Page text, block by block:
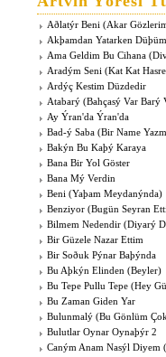
Aðlatýr Beni (Akar
Akþamdan Yatarken
Ama Geldim Bu Cihana
Aradým Seni (Kat Kat
Ardýç Kestim Düzdedir
Atabarý (Bahçasý Var Barý
Ay Ýran'da Ýran'da
Bad-ý Saba (Bir Name
Bakýn Bu Kaþý Karaya
Bana Bir Yol Göster
Bana Mý Verdin
Beni (Yaþam Meydanýnda)
Benziyor (Bugün Seyran
Bilmem Nedendir (Diyarý
Bir Güzele Nazar Ettim
Bir Soðuk Pýnar Baþýnda
Bu Aþkýn Elinden (Beyler)
Bu Tepe Pullu Tepe (Hey
Bu Zaman Giden Yar
Bulunmalý (Bu Gönlüm
Bulutlar Oynar Oynaþýr 2
Caným Anam Nasýl Diyem